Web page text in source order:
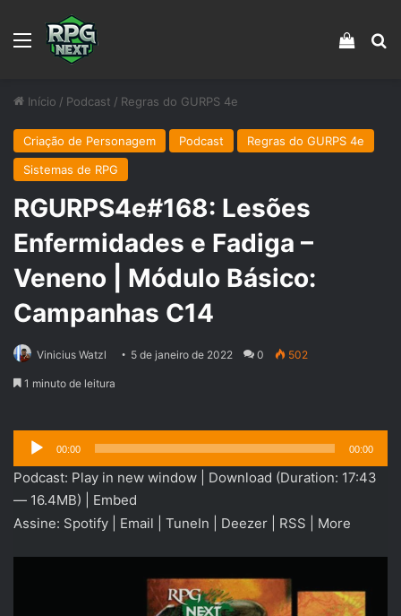
Menu Veja
Início / Podcast / Regras do GURPS 4e
Criação de Personagem Podcast
Regras do GURPS 4e
Sistemas de RPG
RGURPS4e#168: Lesões
Enfermidades e Fadiga –
Veneno | Módulo Básico:
Campanhas C14
Vinicius Watzl 5 de janeiro de 2022 0 502
1 minuto de leitura
Tocador
de
áudio
00:00 00:00
Podcast: Play in new window Download (Duration: 17:43
— 16.4MB) | Embed
Assine: Spotify Email TuneIn Deezer RSS More